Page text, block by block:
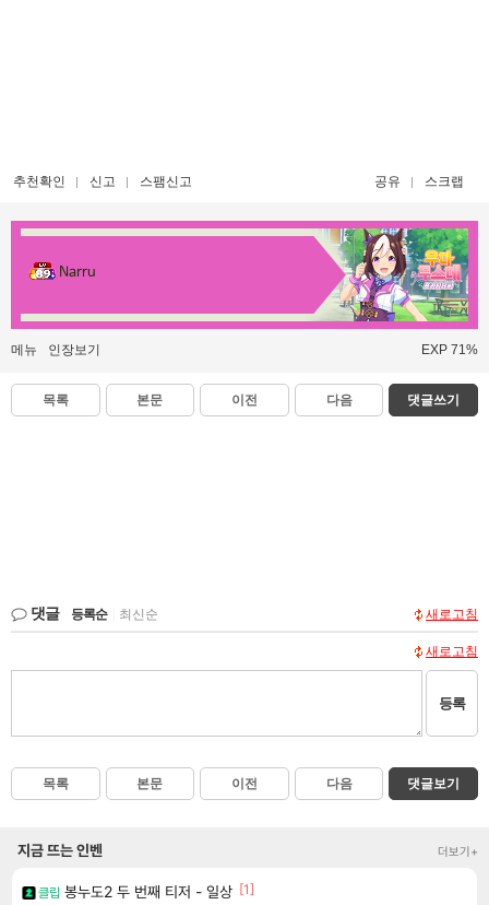
추천확인 신고 스팸신고 공유 스크랩
Narru
메뉴 인장보기 EXP 71%
목록 본문 이전 다음 댓글쓰기
댓글 등록순 최신순 새로고침
새로고침
등록
목록 본문 이전 다음 댓글보기
지금 뜨는 인벤 더보기+
클립 봉누도2 두 번째 티저 - 일상 [1]